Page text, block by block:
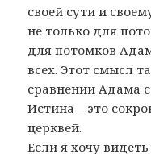
своей сути и
не только для
для потомков
всех. Этот смысл
сравнении Адама
Истина – это
церквей.
Если я хочу